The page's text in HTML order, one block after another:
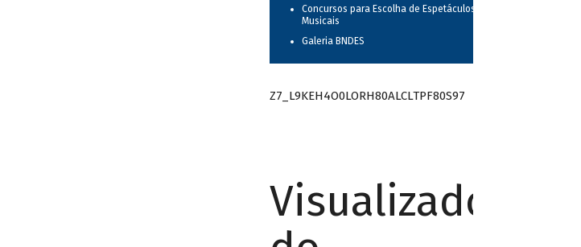
Concursos para Escolha de Espetáculos
Musicais
Galeria BNDES
Z7_L9KEH4O0LORH80ALCLTPF80S97
Visualizador